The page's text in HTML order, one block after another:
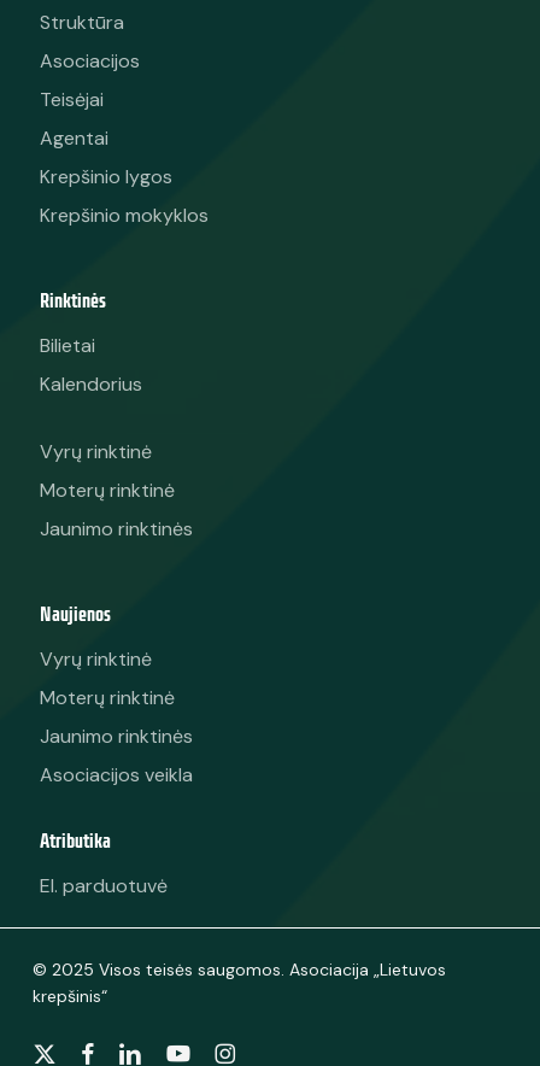
Struktūra
Asociacijos
Teisėjai
Agentai
Krepšinio lygos
Krepšinio mokyklos
Rinktinės
Bilietai
Kalendorius
Vyrų rinktinė
Moterų rinktinė
Jaunimo rinktinės
Naujienos
Vyrų rinktinė
Moterų rinktinė
Jaunimo rinktinės
Asociacijos veikla
Atributika
El. parduotuvė
© 2025 Visos teisės saugomos. Asociacija „Lietuvos
krepšinis“
x- facebooklinkedinyoutubeinstagram